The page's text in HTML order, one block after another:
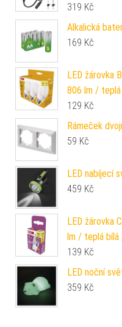
319 Kč
Alkalická
169 Kč
LED žárovka
806 lm /
129 Kč
Rámeček
59 Kč
LED nabíjecí
459 Kč
LED žárovka
lm / teplá
139 Kč
LED noční
359 Kč